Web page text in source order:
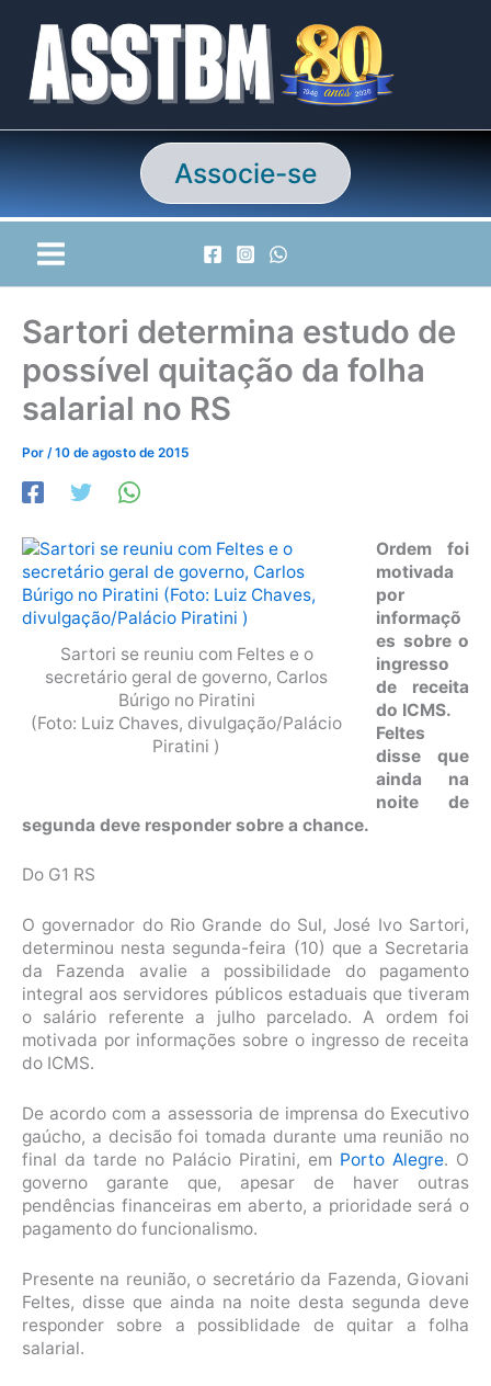
conteúdo
Associe-se
Sartori determina estudo de
possível quitação da folha
salarial no RS
Por /10 de agosto de 2015
Sartori se reuniu com Feltes e o
secretário geral de governo, Carlos
Búrigo no Piratini
(Foto: Luiz Chaves, divulgação/Palácio
Piratini )
Ordem foi
motivada
por
informaçõ
es sobre o
ingresso
de receita
do ICMS.
Feltes
disse que
ainda na
noite de
segunda deve responder sobre a chance.
Do G1 RS
O governador do Rio Grande do Sul, José Ivo Sartori,
determinou nesta segunda-feira (10) que a Secretaria
da Fazenda avalie a possibilidade do pagamento
integral aos servidores públicos estaduais que tiveram
o salário referente a julho parcelado. A ordem foi
motivada por informações sobre o ingresso de receita
do ICMS.
De acordo com a assessoria de imprensa do Executivo
gaúcho, a decisão foi tomada durante uma reunião no
final da tarde no Palácio Piratini, em Porto Alegre. O
governo garante que, apesar de haver outras
pendências financeiras em aberto, a prioridade será o
pagamento do funcionalismo.
Presente na reunião, o secretário da Fazenda, Giovani
Feltes, disse que ainda na noite desta segunda deve
responder sobre a possiblidade de quitar a folha
salarial.